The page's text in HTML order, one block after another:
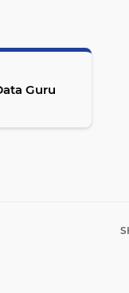
Guru